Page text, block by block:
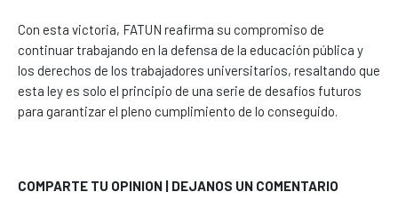
Con esta victoria, FATUN reafirma su compromiso de
continuar trabajando en la defensa de la educación pública y
los derechos de los trabajadores universitarios, resaltando que
esta ley es solo el principio de una serie de desafíos futuros
para garantizar el pleno cumplimiento de lo conseguido.
COMPARTE TU OPINION | DEJANOS UN COMENTARIO